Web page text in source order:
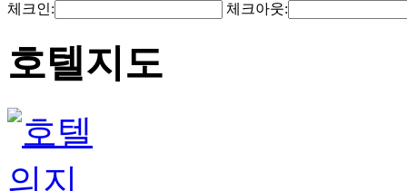
체크인: 체크아웃:
호텔지도